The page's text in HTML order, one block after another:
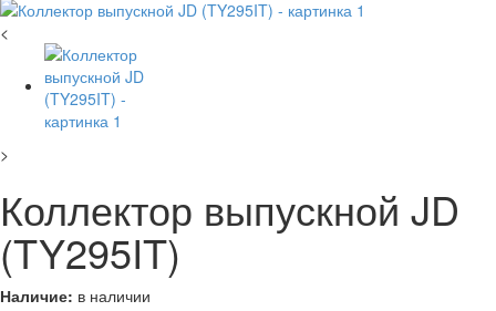
<
>
Коллектор выпускной JD
(TY295IT)
Наличие: в наличии